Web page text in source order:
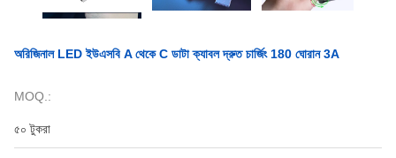
অরিজিনাল LED ইউএসবি A থেকে C ডাটা ক্যাবল দ্রুত চার্জিং 180 ঘোরান 3A
MOQ.:
৫০ টুকরা